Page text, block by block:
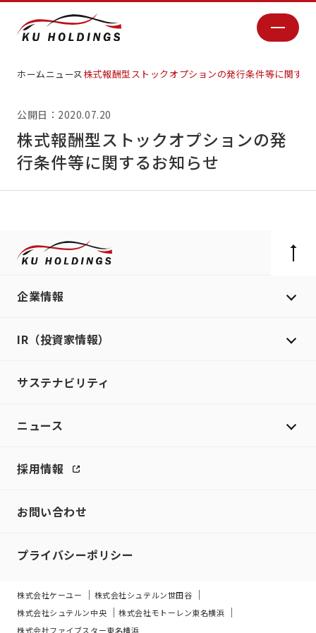
ホームニュース株式報酬型ストックオプションの発行条件等に関する
公開日：2020.07.20
株式報酬型ストックオプションの発
行条件等に関するお知らせ
企業情報
IR（投資家情報）
サステナビリティ
ニュース
採用情報
お問い合わせ
プライバシーポリシー
株式会社ケーユー
株式会社シュテルン世田谷
株式会社シュテルン中央
株式会社モトーレン東名横浜
株式会社ファイブスター東名横浜